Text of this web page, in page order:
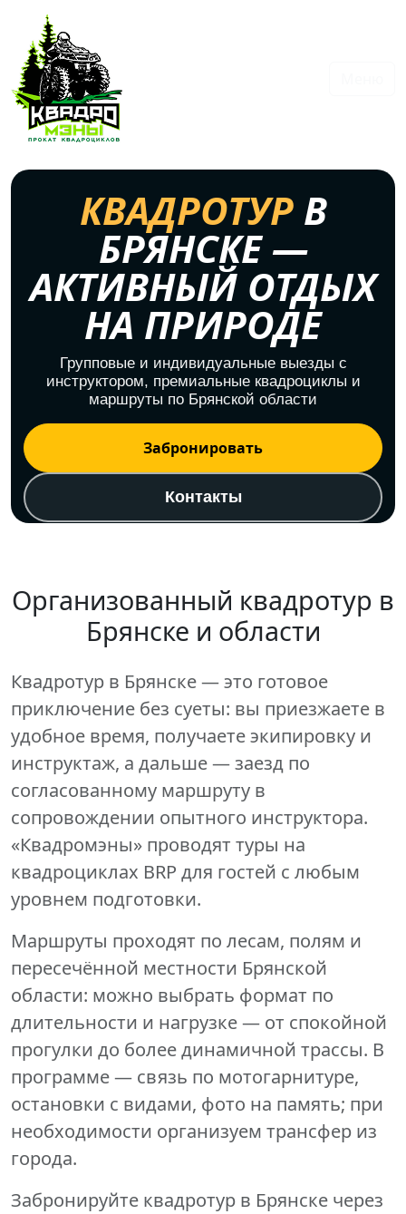
КВАДРОТУРВ
БРЯНСКЕ —
АКТИВНЫЙ ОТДЫХ
НА ПРИРОДЕ
Групповые и индивидуальные выезды с
инструктором, премиальные квадроциклы и
маршруты по Брянской области
Забронировать
Контакты
Организованный квадротур в
Брянске и области
Квадротур в Брянске — это готовое
приключение без суеты: вы приезжаете в
удобное время, получаете экипировку и
инструктаж, а дальше — заезд по
согласованному маршруту в
сопровождении опытного инструктора.
«Квадромэны» проводят туры на
квадроциклах BRP для гостей с любым
уровнем подготовки.
Маршруты проходят по лесам, полям и
пересечённой местности Брянской
области: можно выбрать формат по
длительности и нагрузке — от спокойной
прогулки до более динамичной трассы. В
программе — связь по мотогарнитуре,
остановки с видами, фото на память; при
необходимости организуем трансфер из
города.
Забронируйте квадротур в Брянске через